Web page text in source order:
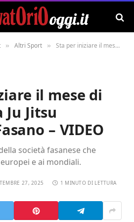
» Altri Sport » Sta per iniziare il mese di fuoco della Ju Jitsu Academy Fasano – VIDEO
il mese di
Jitsu
– VIDEO
società fasanese che
e ai mondiali.
27, 2025 1 MINUTO DI LETTURA